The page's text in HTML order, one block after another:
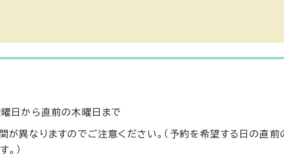
日から直前の木曜日まで
が異なりますのでご注意ください。（予約を希望する日の直前
）